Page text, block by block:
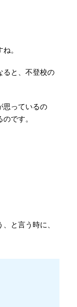
。
ると、不登校の
思っているの
です。
と言う時に、